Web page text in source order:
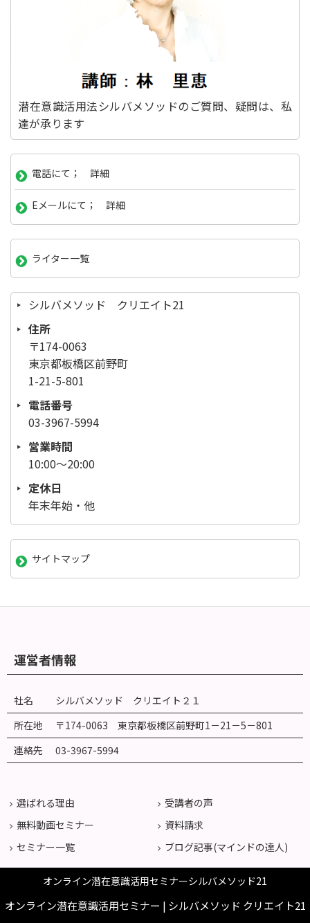
潜在意識活用法シルバメソッドのご質問、疑問は、私
達が承ります
電話にて； 詳細
Eメールにて； 詳細
ライター一覧
シルバメソッド クリエイト21
住所
〒174-0063
東京都板橋区前野町
1-21-5-801
電話番号
03-3967-5994
営業時間
10:00～20:00
定休日
年末年始・他
サイトマップ
運営者情報
社名
シルバメソッド クリエイト２１
所在地
〒174-0063 東京都板橋区前野町1 －21 －5－801
連絡先
03-3967-5994
選ばれる理由
受講者の声
無料動画セミナー
資料請求
セミナー一覧
ブログ記事(マインドの達人)
オンライン潜在意識活用セミナーシルバメソッド21
オンライン潜在意識活用セミナー | シルバメソッド クリエイト21